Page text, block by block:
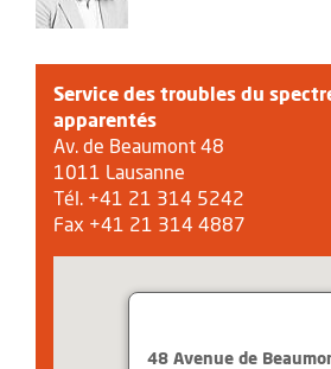
Service des troubles du
apparentés
Av. de Beaumont 48
1011 Lausanne
Tél. +41 21 314 5242
Fax +41 21 314 4887
48 Avenue de